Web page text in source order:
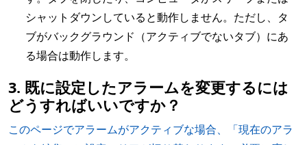
シャットダウンしていると動作しません。ただし、タ
ブがバックグラウンド（アクティブでないタブ）にあ
る場合は動作します。
3. 既に設定したアラームを変更するには
どうすればいいですか？
このページでアラームがアクティブな場合、「現在のアラ